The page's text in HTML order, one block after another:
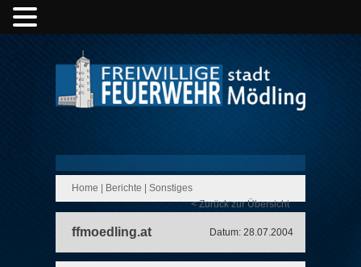
Home Berichte
Sonstiges
< Zurück zur Übersicht
ffmoedling.at Datum: 28.07.2004